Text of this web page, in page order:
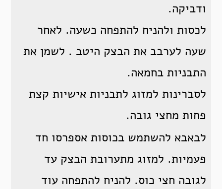
ודביקה.
לכסות ולהניח להתפחה כשעה. לאחר
שעה לערבב את הבצק היטב . לשמן את
התבניות בחמאה.
לסברינות למזוג לתבניות אישיות קצת
פחות מחצי גובה.
לבאבא להשתמש בכוסות אספרסו חד
פעמיות. למזוג מתערובת הבצק עד
לגובה חצי כוס. להניח להתפחה עוד